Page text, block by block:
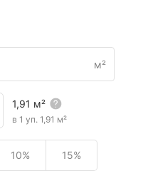
м²
1,91 м²
в 1 уп. 1,91 м²
10% 15%